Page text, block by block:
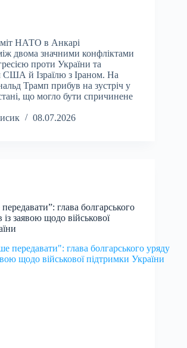
НАТО в Анкарі
двома значними конфліктами
проти України та
США й Ізраїлю з Іраном. На
Трамп прибув на зустріч у
що могло бути спричинене
08.07.2026
глава болгарського
заявою щодо військової